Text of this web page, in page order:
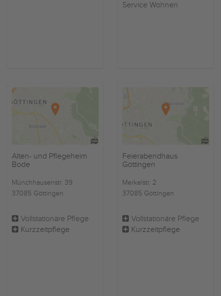
Service Wohnen
Alten- und Pflegeheim
Bode
Münchhausenstr. 39
37085 Göttingen
Vollstationäre Pflege
Kurzzeitpflege
Feierabendhaus
Göttingen
Merkelstr. 2
37085 Göttingen
Vollstationäre Pflege
Kurzzeitpflege